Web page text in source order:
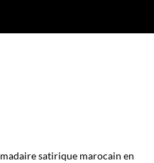
satirique marocain en